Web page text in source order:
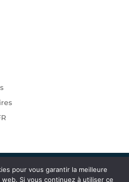
pour vous garantir la meilleure
Si vous continuez à utiliser ce